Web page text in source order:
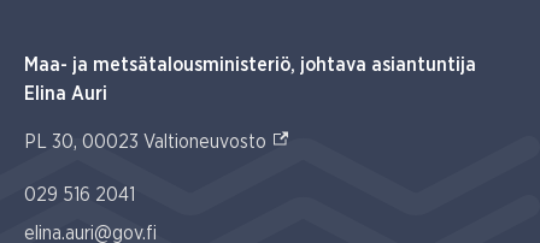
Maa- ja metsätalousministeriö, johtava asiantuntija
Elina Auri
PL 30, 00023 Valtioneuvosto (Ulkoinen linkki)
029 516 2041
elina.auri@gov.fi